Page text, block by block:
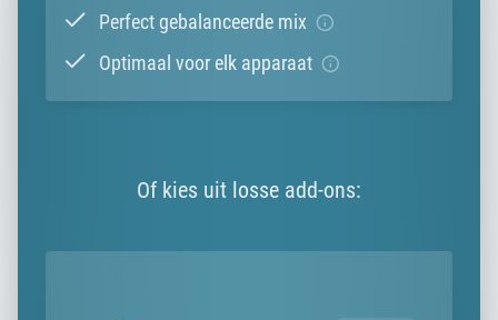
Perfect gebalanceerde mix
Optimaal voor elk apparaat
Of kies uit losse add-ons: